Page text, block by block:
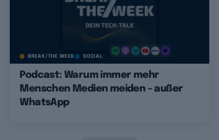
BREAK/THE WEEK SOCIAL
Podcast: Warum immer mehr
Menschen Medien meiden – außer
WhatsApp